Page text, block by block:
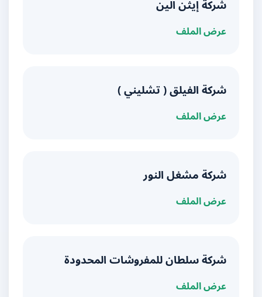
شركة إيثن الين
عرض الملف
شركة الفيلق ( تشليني )
عرض الملف
شركة مشغل النور
عرض الملف
شركة سلطان للمفروشات المحدودة
عرض الملف